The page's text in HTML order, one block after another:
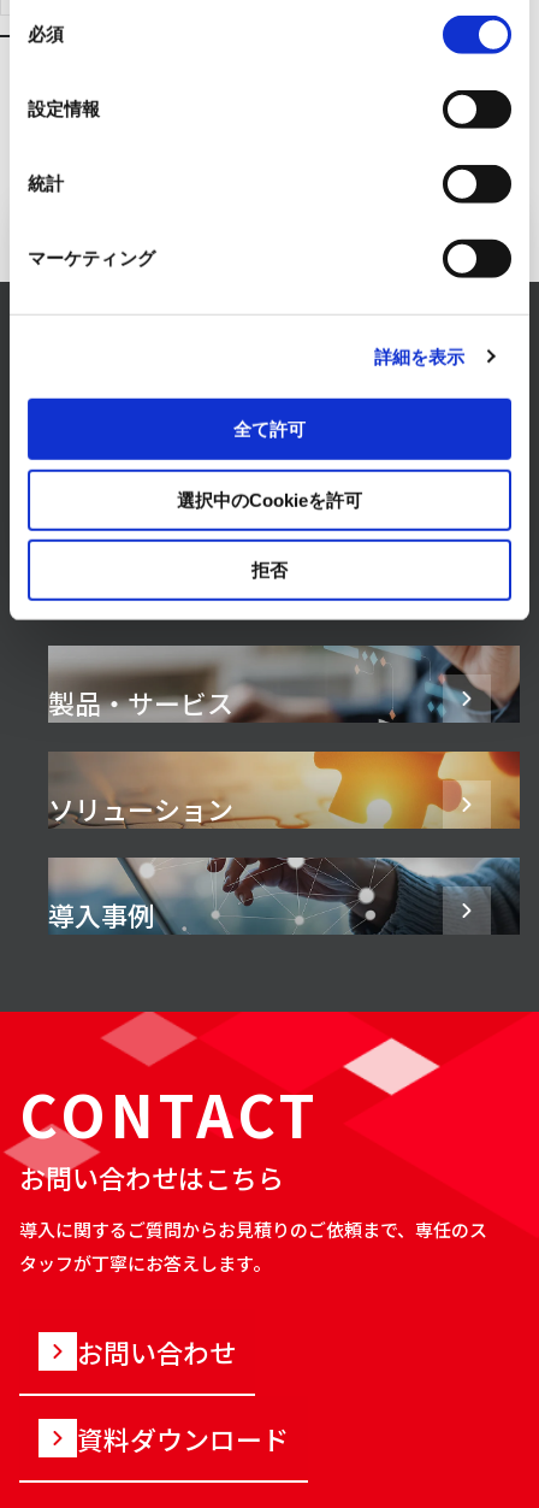
意
必須
設定情報
統計
マーケティング
詳細を表示
全て許可
選択中のCookieを許可
拒否
エレクトロニクス事業へのお問い
RYODENでは、エレクトロニクス事業に関するあら
まずは、お気軽にご相談ください。
お問い合わせはこちら
製品・サービス
ソリューション
導入事例
CONTACT
お問い合わせはこちら
導入に関するご質問からお見積りのご依頼まで、専任のス
タッフが丁寧にお答えします。
お問い合わせ
資料ダウンロード